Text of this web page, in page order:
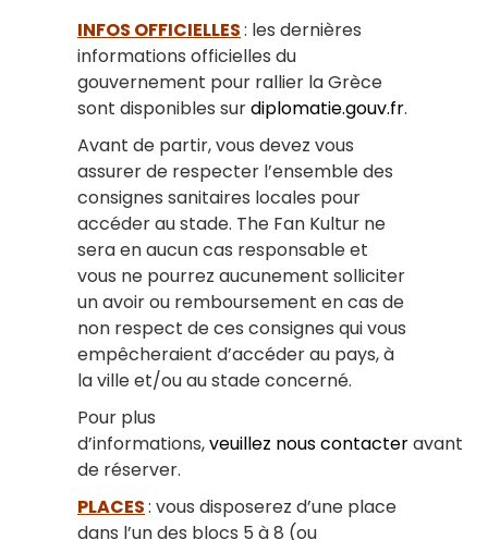
INFOS OFFICIELLES: les dernières
informations officielles du
gouvernement pour rallier la Grèce
sont disponibles surdiplomatie.gouv.fr.
Avant de partir, vous devez vous
assurer de respecter l’ensemble des
consignes sanitaires locales pour
accéder au stade. The Fan Kultur ne
sera en aucun cas responsable et
vous ne pourrez aucunement solliciter
un avoir ou remboursement en cas de
non respect de ces consignes qui vous
empêcheraient d’accéder au pays, à
la ville et/ou au stade concerné.
Pour plus
d’informations,veuillez nous contacteravant
de réserver.
PLACES: vous disposerez d’une place
dans l’un des blocs 5 à 8 (ou